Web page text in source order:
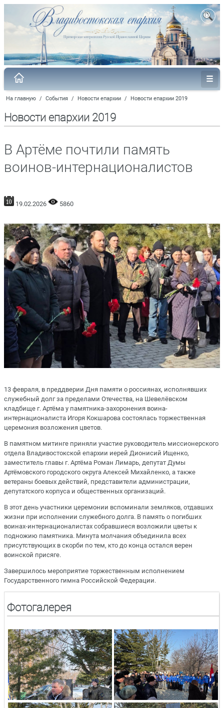
На главную / События / Новости епархии / Новости епархии 2019
Новости епархии 2019
В Артёме почтили память
воинов-интернационалистов
19.02.2026 5860
13 февраля, в преддверии Дня памяти о россиянах, исполнявших
служебный долг за пределами Отечества, на Шевелёвском
кладбище г. Артёма у памятника-захоронения воина-
интернационалиста Игоря Кокшарова состоялась торжественная
церемония возложения цветов.
В памятном митинге приняли участие руководитель миссионерского
отдела Владивостокской епархии иерей Дионисий Ищенко,
заместитель главы г. Артёма Роман Лимарь, депутат Думы
Артёмовского городского округа Алексей Михайленко, а также
ветераны боевых действий, представители администрации,
депутатского корпуса и общественных организаций.
В этот день участники церемонии вспоминали земляков, отдавших
жизни при исполнении служебного долга. В память о погибших
воинах-интернационалистах собравшиеся возложили цветы к
подножию памятника. Минута молчания объединила всех
присутствующих в скорби по тем, кто до конца остался верен
воинской присяге.
Завершилось мероприятие торжественным исполнением
Государственного гимна Российской Федерации.
Фотогалерея